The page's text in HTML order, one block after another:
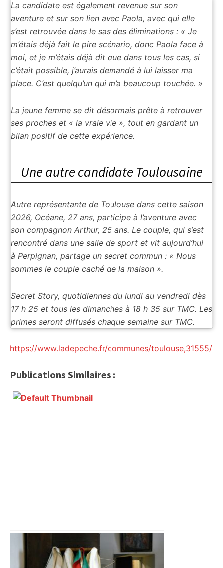
La candidate est également revenue sur son
aventure et sur son lien avec Paola, avec qui elle
s’est retrouvée dans le sas des éliminations : « Je
m’étais déjà fait le pire scénario, donc Paola face à
moi, et je m’étais déjà dit que dans tous les cas, si
c’était possible, j’aurais demandé à lui laisser ma
place. C’est quelqu’un qui m’a beaucoup touchée. »
La jeune femme se dit désormais prête à retrouver
ses proches et « la vraie vie », tout en gardant un
bilan positif de cette expérience.
Une autre candidate Toulousaine
Autre représentante de Toulouse dans cette saison
2026, Océane, 27 ans, participe à l’aventure avec
son compagnon Arthur, 25 ans. Le couple, qui s’est
rencontré dans une salle de sport et vit aujourd’hui
à Perpignan, partage un secret commun : « Nous
sommes le couple caché de la maison ».
Secret Story, quotidiennes du lundi au vendredi dès
17 h 25 et tous les dimanches à 18 h 35 sur TMC. Les
primes seront diffusés chaque semaine sur TMC.
https://www.ladepeche.fr/communes/toulouse,31555/
Publications Similaires :
Près de Toulouse : dans cette zone
économique, un axe majeur va être